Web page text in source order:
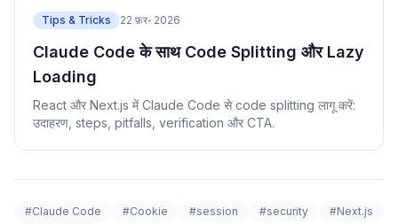
Tips & Tricks 22 फ़र॰ 2026
Claude Code के साथ Code Splitting और Lazy
Loading
React और Next.js में Claude Code से code splitting लागू करें:
उदाहरण, steps, pitfalls, verification और CTA.
#Claude Code #Cookie #session #security
#Next.js